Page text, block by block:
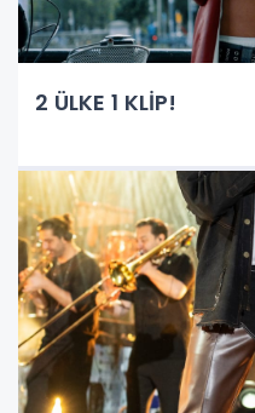
2 ÜLKE 1 KLİP!